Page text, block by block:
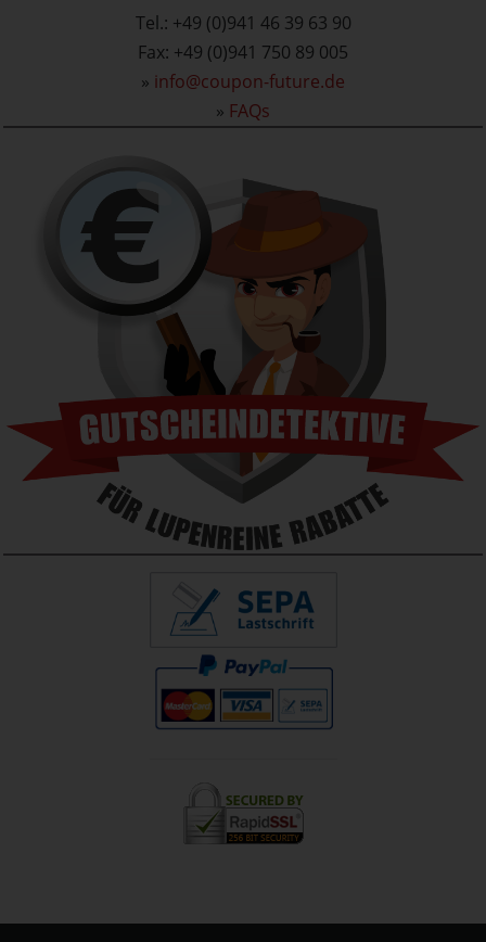
Tel.: +49 (0)941 46 39 63 90
Fax: +49 (0)941 750 89 005
» info@coupon-future.de
» FAQs